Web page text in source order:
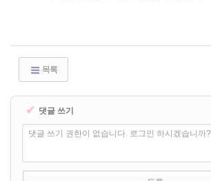
목록
✔ 댓글 쓰기
댓글 쓰기 권한이 없습니다. 로그인 하시겠습니까?